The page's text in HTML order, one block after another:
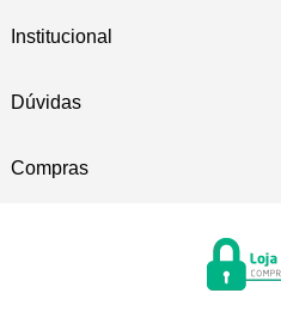
Institucional
Dúvidas
Compras